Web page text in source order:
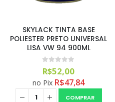
SKYLACK TINTA BASE
POLIESTER PRETO UNIVERSAL
LISA VW 94 900ML
R$52,00
no Pix R$47,84
COMPRAR